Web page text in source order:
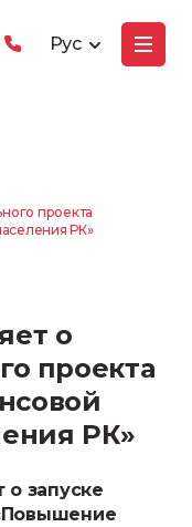
Рус
проекта
РК»
о
проекта
РК»
о запуске